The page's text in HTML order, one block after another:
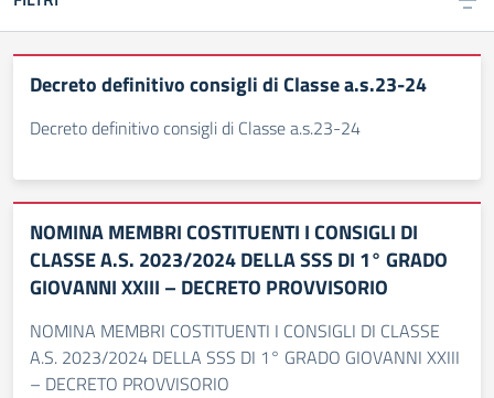
Decreto definitivo consigli di Classe a.s.23-24
Decreto definitivo consigli di Classe a.s.23-24
NOMINA MEMBRI COSTITUENTI I CONSIGLI DI
CLASSE A.S. 2023/2024 DELLA SSS DI 1° GRADO
GIOVANNI XXIII – DECRETO PROVVISORIO
NOMINA MEMBRI COSTITUENTI I CONSIGLI DI CLASSE
A.S. 2023/2024 DELLA SSS DI 1° GRADO GIOVANNI XXIII
– DECRETO PROVVISORIO